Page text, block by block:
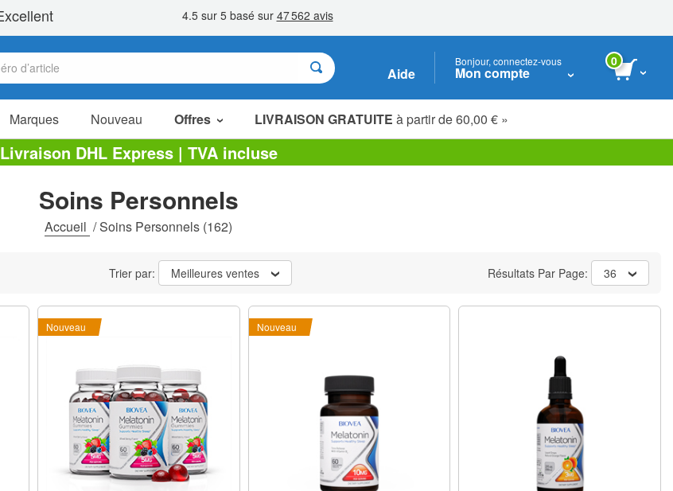
Aide
Bonjour, connectez-vous
Mon compte
0
Marques Nouveau Offres LIVRAISON GRATUITE à partir de 60,00 € »
Articles en Promotion
Packs Économiques
Liquidation
Livraison DHL Express | TVA incluse
Soins Personnels
Accueil /Soins Personnels (162)
Trier par: Meilleures ventes Résultats Par Page: 36
Nouveau Nouveau